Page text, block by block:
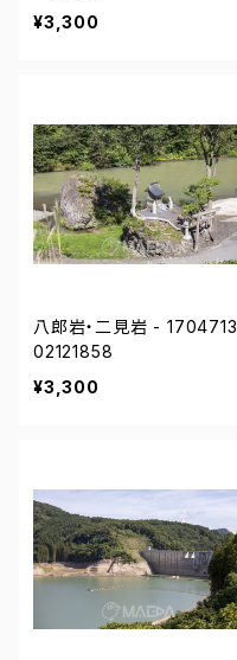
397
¥3,300
八郎岩・二見岩 - 1704713
02121858
¥3,300